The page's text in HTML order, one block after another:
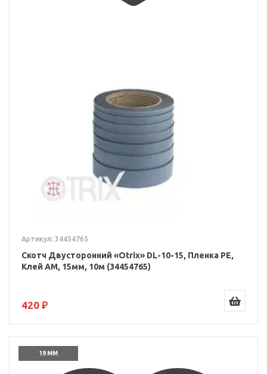
Артикул: 34454765
Скотч Двусторонний «Otrix» DL-10-15, Пленка PE,
Клей AM, 15мм, 10м (34454765)
420 ₽
19 ММ